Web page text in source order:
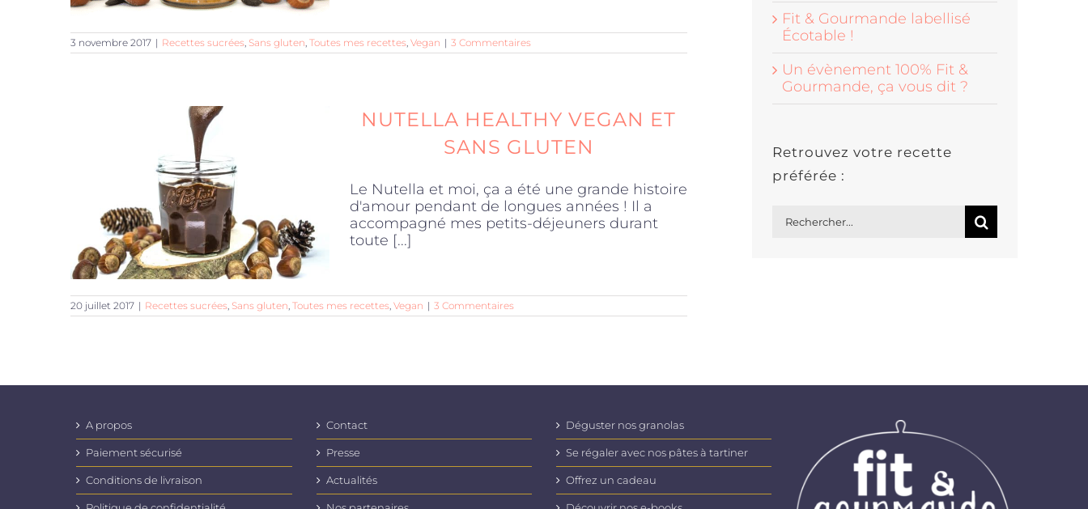
3 novembre 2017 | Recettes sucrées, Sans gluten, Toutes mes recettes, Vegan | 3 Commentaires
NUTELLA HEALTHY VEGAN ET
SANS GLUTEN
Le Nutella et moi, ça a été une grande histoire
d'amour pendant de longues années ! Il a
accompagné mes petits-déjeuners durant
toute [...]
20 juillet 2017 | Recettes sucrées Sans gluten Toutes mes recettes Vegan | 3 Commentaires
Fit & Gourmande labellisé
Écotable !
Un évènement 100% Fit &
Gourmande, ça vous dit ?
Retrouvez votre recette
préférée :
A propos
Paiement sécurisé
Conditions de livraison
Contact
Presse
Actualités
Déguster nos granolas
Se régaler avec nos pâtes à tartiner
Offrez un cadeau